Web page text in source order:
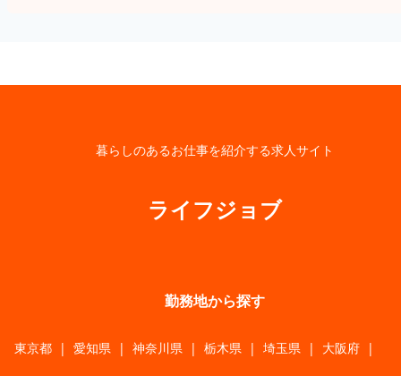
暮らしのあるお仕事を紹介する求人サイト
ライフジョブ
勤務地から探す
東京都 | 愛知県 | 神奈川県 | 栃木県 | 埼玉県 | 大阪府 |